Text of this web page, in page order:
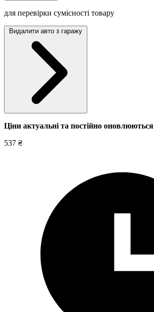
для перевірки сумісності товару
Видалити авто з гаражу
Ціни актуальні та постійно оновлюються
537 ₴